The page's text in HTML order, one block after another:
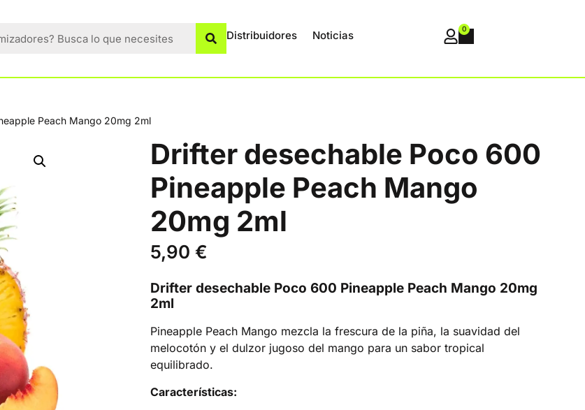
Distribuidores Noticias 0
Peach Mango 20mg 2ml
Drifter desechable Poco 600
Pineapple Peach Mango
20mg 2ml
5,90 €
Drifter desechable Poco 600 Pineapple Peach Mango 20mg
2ml
Pineapple Peach Mango mezcla la frescura de la piña, la suavidad del
melocotón y el dulzor jugoso del mango para un sabor tropical
equilibrado.
Características: